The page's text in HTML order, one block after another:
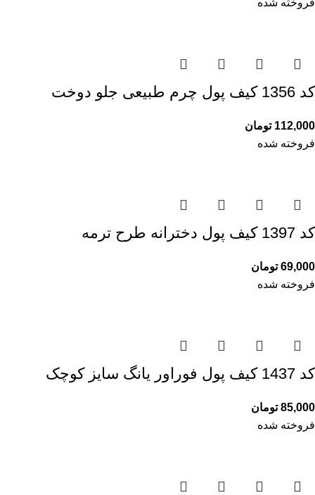
فروخته شده
کد 1356 کیف پول چرم طبیعی جلو دوخت
112,000 تومان
فروخته شده
کد 1397 کیف پول دخترانه طرح ترمه
69,000 تومان
فروخته شده
کد 1437 کیف پول فوراور یانگ سایز کوچک
85,000 تومان
فروخته شده